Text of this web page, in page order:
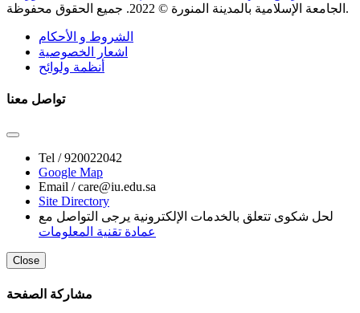
الجامعة الإسلامية بالمدينة المنورة © 2022 . جميع الحقوق محفوظة.
الشروط و الأحكام
اشعار الخصوصية
أنظمة ولوائح
تواصل معنا
Tel /920022042
Google Map
Email /care@iu.edu.sa
Site Directory
لحل شكوى تتعلق بالخدمات الإلكترونية يرجى التواصل مع
عمادة تقنية المعلومات
Close
مشاركة الصفحة